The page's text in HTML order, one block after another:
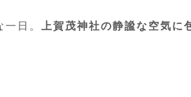
日。 上賀茂神社の静謐な空気に